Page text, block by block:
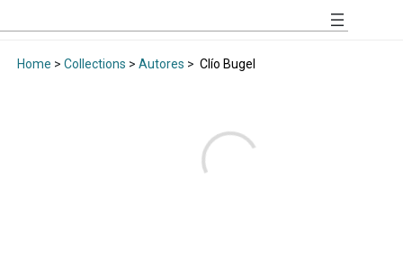
Home > Collections > Autores > Clío Bugel